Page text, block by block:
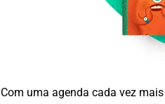
Com uma agenda cada vez